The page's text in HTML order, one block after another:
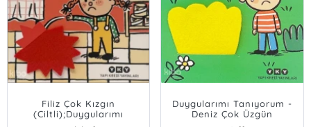
Filiz Çok Kızgın
(Ciltli);Duygularımı
Tanıyorum
Duygularımı Tanıyorum -
Deniz Çok Üzgün